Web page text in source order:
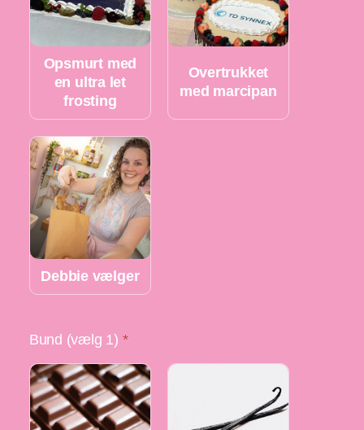
Opsmurt med
en ultra let
frosting
Overtrukket
med marcipan
Debbie vælger
Bund (vælg 1) *